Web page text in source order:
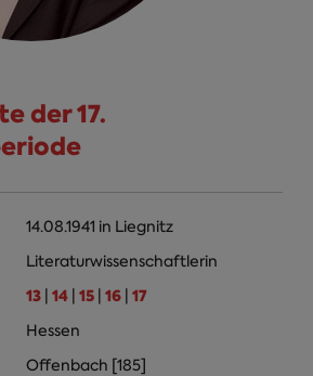
der 17.
14.08.1941 in Liegnitz
Literaturwissenschaftlerin
13 14 15 16 17
Hessen
Offenbach [185]